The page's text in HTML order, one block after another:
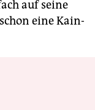
auf seine
eine Kain-